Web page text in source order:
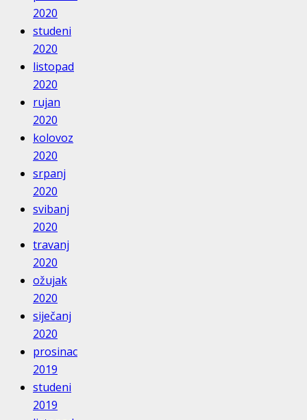
2020
studeni
2020
listopad
2020
rujan
2020
kolovoz
2020
srpanj
2020
svibanj
2020
travanj
2020
ožujak
2020
siječanj
2020
prosinac
2019
studeni
2019